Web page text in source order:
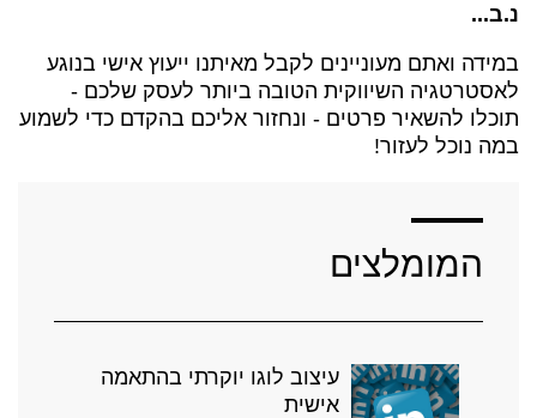
נ.ב...
במידה ואתם מעוניינים לקבל מאיתנו ייעוץ אישי בנוגע
לאסטרטגיה השיווקית הטובה ביותר לעסק שלכם -
תוכלו להשאיר פרטים - ונחזור אליכם בהקדם כדי לשמוע
במה נוכל לעזור!
המומלצים
עיצוב לוגו יוקרתי בהתאמה
אישית